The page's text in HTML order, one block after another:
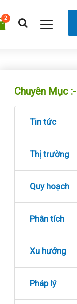
2
Chuyên Mục :-
Tin tức
Thị trường
Quy hoạch
Phân tích
Xu hướng
Pháp lý